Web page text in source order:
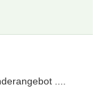
....